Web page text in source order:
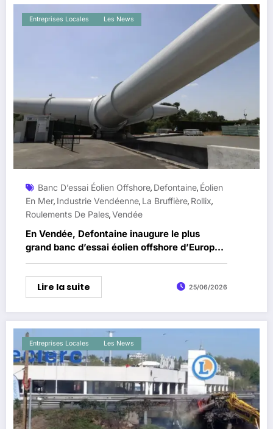
Entreprises Locales Les News
Banc D’essai Éolien Offshore, Defontaine, Éolien
En Mer, Industrie Vendéenne, La Bruffière, Rollix,
Roulements De Pales,Vendée
En Vendée, Defontaine inaugure le plus
grand banc d’essai éolien offshore d’Europe
à La Bruffière
Lire la suite 25/06/2026
Entreprises Locales Les News